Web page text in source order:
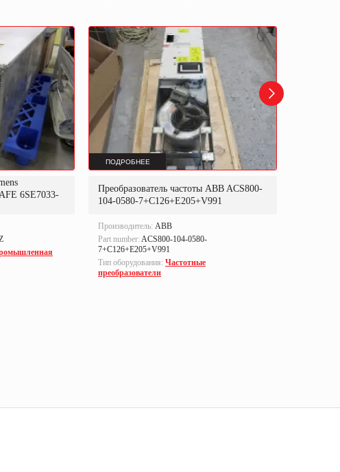
6SE7033-
ПОДРОБНЕЕ
Преобразователь частоты ABB ACS800-
104-0580-7+C126+E205+V991
Производитель: ABB
Part number: ACS800-104-0580-
7+C126+E205+V991
Тип оборудования: Частотные
преобразователи